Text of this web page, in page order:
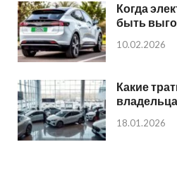
Когда
быть
10.02.2026
Какие
18.01.2026